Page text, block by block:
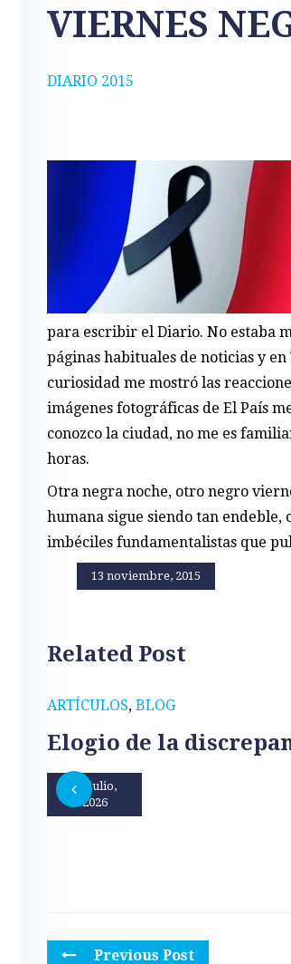
DIARIO 2015
VIERNES
13 noviembre, 2015
para escribir el Diario. No estaba
páginas habituales de noticias y
curiosidad me mostró las
imágenes fotográficas de El País
conozco la ciudad, no me es
horas.
Otra negra noche, otro negro
humana sigue siendo tan
imbéciles fundamentalistas que
Related Post
ARTÍCULOS, BLOG
Elogio de la
31 julio,
2026
Previous Post